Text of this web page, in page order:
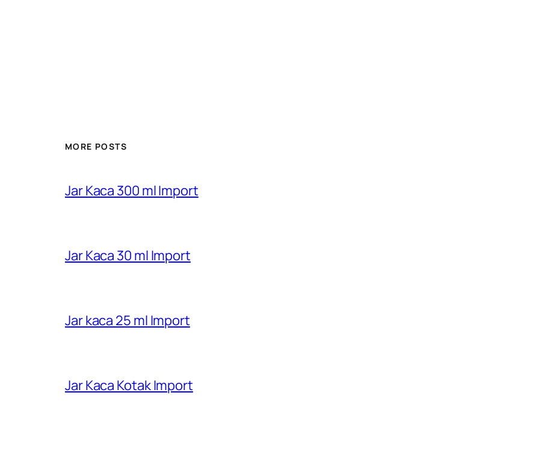
MORE POSTS
Jar Kaca 300 ml Import
Jar Kaca 30 ml Import
Jar kaca 25 ml Import
Jar Kaca Kotak Import